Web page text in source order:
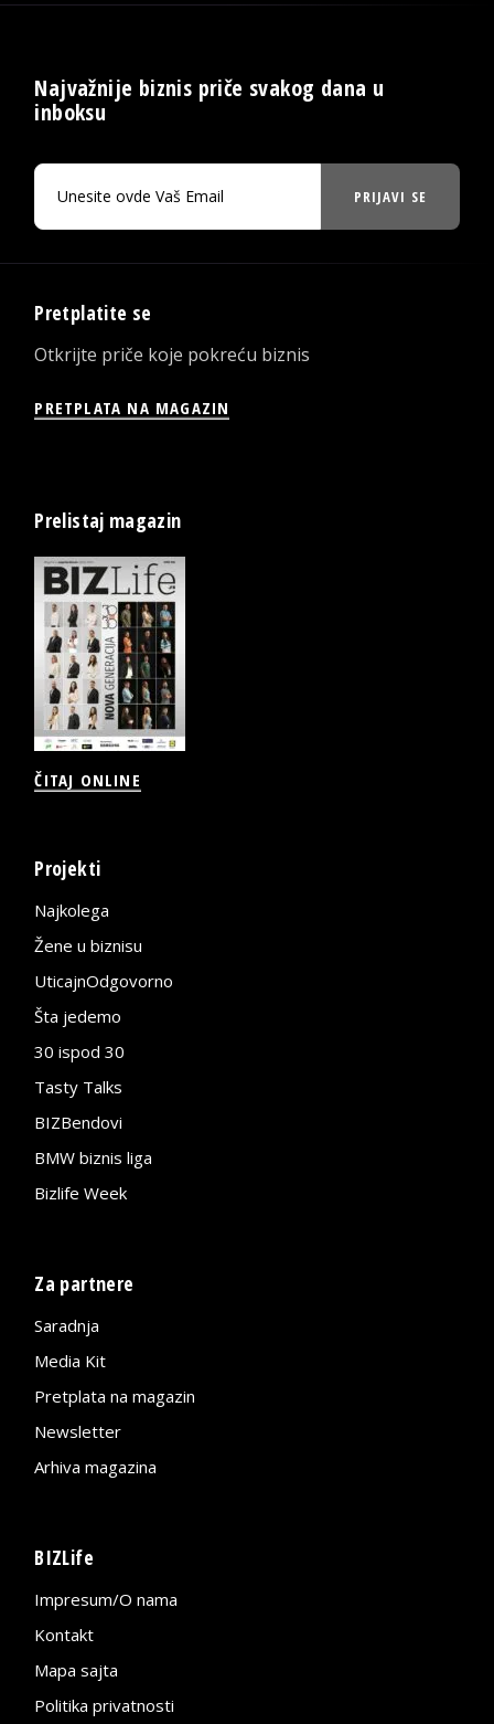
Najvažnije biznis priče svakog dana u
inboksu
PRIJAVI SE
Pretplatite se
Otkrijte priče koje pokreću biznis
PRETPLATA NA MAGAZIN
Prelistaj magazin
ČITAJ ONLINE
Projekti
Najkolega
Žene u biznisu
UticajnOdgovorno
Šta jedemo
30 ispod 30
Tasty Talks
BIZBendovi
BMW biznis liga
Bizlife Week
Za partnere
Saradnja
Media Kit
Pretplata na magazin
Newsletter
Arhiva magazina
BIZLife
Impresum/O nama
Kontakt
Mapa sajta
Politika privatnosti